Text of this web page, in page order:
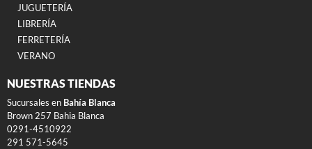
JUGUETERÍA
LIBRERÍA
FERRETERÍA
VERANO
NUESTRAS TIENDAS
Sucursales en Bahía Blanca
Brown 257 Bahia Blanca
0291-4510922
291 571-5645